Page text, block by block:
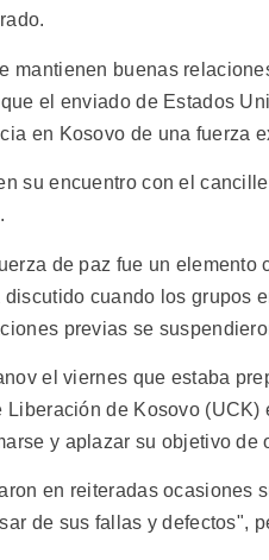
mantienen buenas
el enviado de Estados
en Kosovo de una fuerza
su encuentro con el
de paz fue un
cuando los grupos
previas se
el viernes que estaba
Liberación de Kosovo
y aplazar su objetivo
en reiteradas ocasiones
de sus fallas y defectos",